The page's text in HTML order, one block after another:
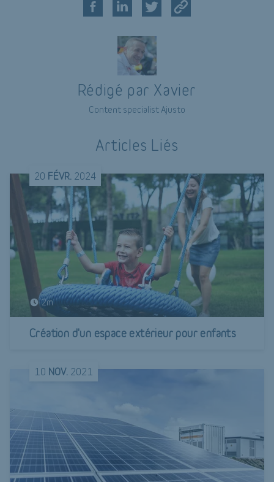
Rédigé par Xavier
Content specialist Ajusto
Articles Liés
20 FÉVR. 2024
2m
Création d'un espace extérieur pour enfants
10 NOV. 2021